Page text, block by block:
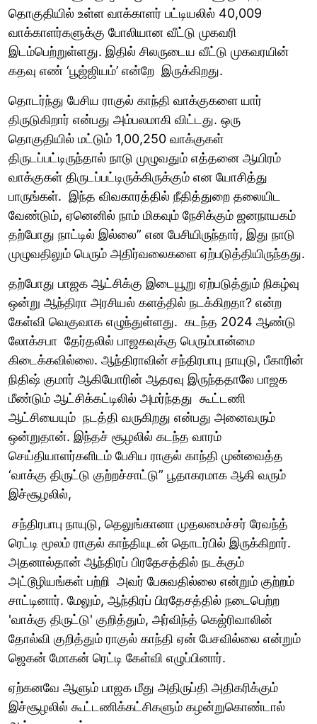
தொகுதியில் உள்ள வாக்காளர் பட்டியலில் 40,009
வாக்காளர்களுக்கு போலியான வீட்டு முகவரி
இடம்பெற்றுள்ளது. இதில் சிலருடைய வீட்டு முகவரயின்
கதவு எண் ‘பூஜ்ஜியம்’ என்றே இருக்கிறது.
தொடர்ந்து பேசிய ராகுல் காந்தி வாக்குகளை யார்
திருடுகிறார் என்பது அம்பலமாகி விட்டது. ஒரு
தொகுதியில் மட்டும் 1,00,250 வாக்குகள்
திருடப்பட்டிருந்தால் நாடு முழுவதும் எத்தனை ஆயிரம்
வாக்குகள் திருடப்பட்டிருக்கிருக்கும் என யோசித்து
பாருங்கள். இந்த விவகாரத்தில் நீதித்துறை தலையிட
வேண்டும், ஏனெனில் நாம் மிகவும் நேசிக்கும் ஜனநாயகம்
தற்போது நாட்டில் இல்லை” என பேசியிருந்தார், இது நாடு
முழுவதிலும் பெரும் அதிர்வலைகளை ஏற்படுத்தியிருந்தது.
தற்போது பாஜக ஆட்சிக்கு இடையூறு ஏற்படுத்தும் நிகழ்வு
ஒன்று ஆந்திரா அரசியல் களத்தில் நடக்கிறதா? என்ற
கேள்வி வெகுவாக எழுந்துள்ளது. கடந்த 2024 ஆண்டு
லோக்சபா தேர்தலில் பாஜகவுக்கு பெரும்பான்மை
கிடைக்கவில்லை. ஆந்திராவின் சந்திரபாபு நாயுடு, பீகாரின்
நிதிஷ் குமார் ஆகியோரின் ஆதரவு இருந்ததாலே பாஜக
மீண்டும் ஆட்சிக்கட்டிலில் அமர்ந்தது கூட்டணி
ஆட்சியையும் நடத்தி வருகிறது என்பது அனைவரும்
ஒன்றுதான். இந்தச் சூழலில் கடந்த வாரம்
செய்தியாளர்களிடம் பேசிய ராகுல் காந்தி முன்வைத்த
‘வாக்கு திருட்டு குற்றச்சாட்டு” பூதாகரமாக ஆகி வரும்
இச்சூழலில்,
சந்திரபாபு நாயுடு, தெலுங்கானா முதலமைச்சர் ரேவந்த்
ரெட்டி மூலம் ராகுல் காந்தியுடன் தொடர்பில் இருக்கிறார்.
அதனால்தான் ஆந்திரப் பிரதேசத்தில் நடக்கும்
அட்டூழியங்கள் பற்றி அவர் பேசுவதில்லை என்றும் குற்றம்
சாட்டினார். மேலும், ஆந்திரப் பிரதேசத்தில் நடைபெற்ற
'வாக்கு திருட்டு' குறித்தும், அர்விந்த் கெஜ்ரிவாலின்
தோல்வி குறித்தும் ராகுல் காந்தி ஏன் பேசவில்லை என்றும்
ஜெகன் மோகன் ரெட்டி கேள்வி எழுப்பினார்.
ஏற்கனவே ஆளும் பாஜக மீது அதிருப்தி அதிகரிக்கும்
இச்சூழலில் கூட்டணிக்கட்சிகளும் கழன்றுகொண்டால்